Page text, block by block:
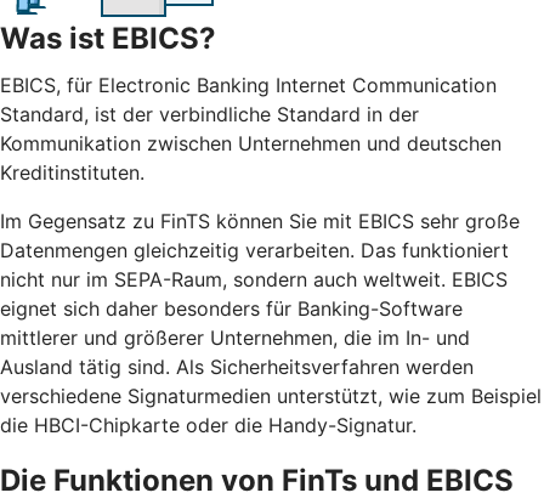
Was ist EBICS?
EBICS, für Electronic Banking Internet Communication
Standard, ist der verbindliche Standard in der
Kommunikation zwischen Unternehmen und deutschen
Kreditinstituten.
Im Gegensatz zu FinTS können Sie mit EBICS sehr große
Datenmengen gleichzeitig verarbeiten. Das funktioniert
nicht nur im SEPA-Raum, sondern auch weltweit. EBICS
eignet sich daher besonders für Banking-Software
mittlerer und größerer Unternehmen, die im In- und
Ausland tätig sind. Als Sicherheitsverfahren werden
verschiedene Signaturmedien unterstützt, wie zum Beispiel
die HBCI-Chipkarte oder die Handy-Signatur.
Die Funktionen von FinTs und EBICS